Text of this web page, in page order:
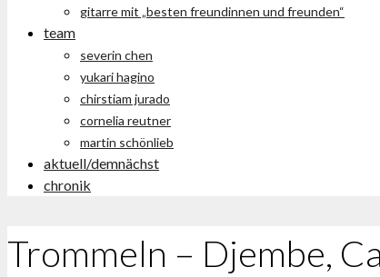
gitarre mit „besten freundinnen und freunden“
team
severin chen
yukari hagino
chirstiam jurado
cornelia reutner
martin schönlieb
aktuell/demnächst
chronik
Trommeln – Djembe,